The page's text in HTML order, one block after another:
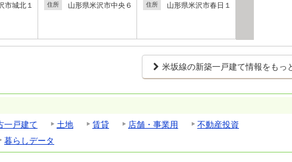
市城北１ 住所 山形県米沢市中央６ 住所 山形県米沢市春日１
米坂線の新築一戸建て情報をもっ
一戸建て 土地 賃貸 店舗・事業用
不動産投資
暮らしデータ